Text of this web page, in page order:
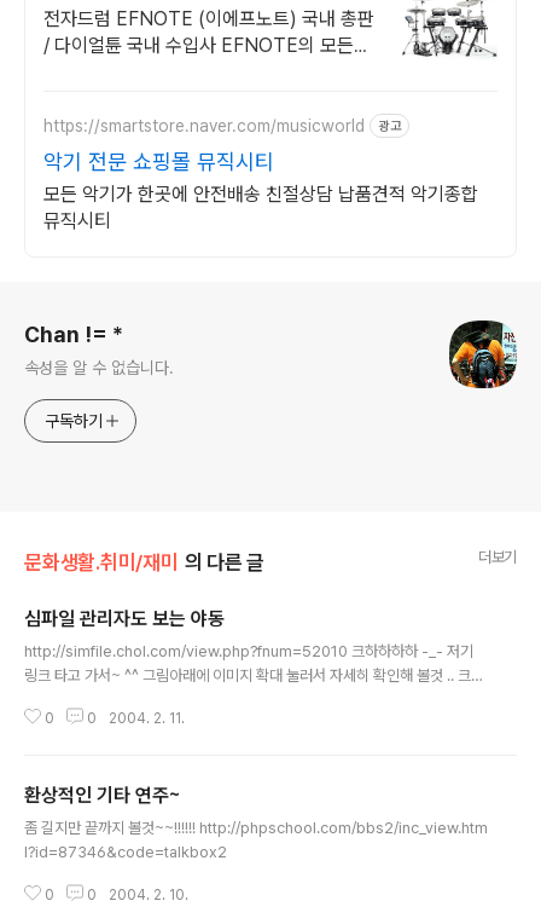
전자드럼 EFNOTE (이에프노트) 국내 총판
/ 다이얼튠 국내 수입사 EFNOTE의 모든것!
https://smartstore.naver.com/musicworld 광고
악기 전문 쇼핑몰 뮤직시티
모든 악기가 한곳에 안전배송 친절상담 납품견적 악기종합
뮤직시티
Chan != *
속성을 알 수 없습니다.
구독하기
문화생활.취미/재미 의 다른 글 더보기
심파일 관리자도 보는 야동
http://simfile.chol.com/view.php?fnum=52010 크하하하하 -_- 저기
링크 타고 가서~ ^^ 그림아래에 이미지 확대 눌러서 자세히 확인해 볼것 .. 크하
0 0 2004. 2. 11.
환상적인 기타 연주~
좀 길지만 끝까지 볼것~~!!!!!! http://phpschool.com/bbs2/inc_view.htm
l?id=87346&code=talkbox2
0 0 2004. 2. 10.